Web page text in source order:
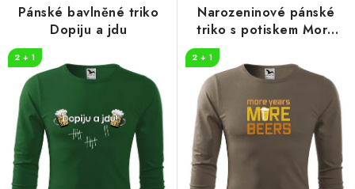
t
ů
d
k
t
Pánské bavlněné triko
Dopiju a jdu
2 + 1
Narozeninové pánské
triko s potiskem More
2 + 1